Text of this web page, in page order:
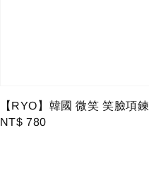
【RYO】韓國 微笑 笑臉項鍊
Regular
NT$ 780